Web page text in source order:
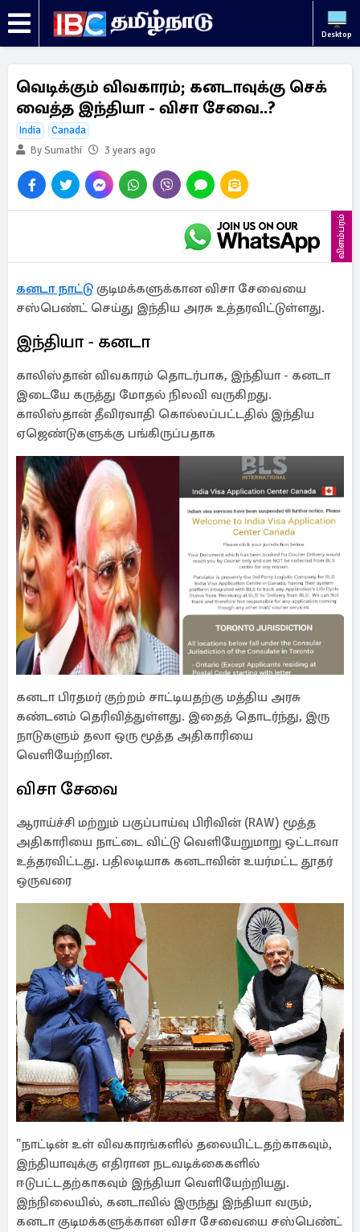
Desktop
வெடிக்கும் விவகாரம்; கனடாவுக்கு செக்
வைத்த இந்தியா - விசா சேவை..?
India
Canada
By Sumathi
3 years ago
விளம்பரம்
கனடா நாட்டு குடிமக்களுக்கான விசா சேவையை
சஸ்பெண்ட் செய்து இந்திய அரசு உத்தரவிட்டுள்ளது.
இந்தியா - கனடா
காலிஸ்தான் விவகாரம் தொடர்பாக, இந்தியா - கனடா
இடையே கருத்து மோதல் நிலவி வருகிறது.
காலிஸ்தான் தீவிரவாதி கொல்லப்பட்டதில் இந்திய
ஏஜெண்டுகளுக்கு பங்கிருப்பதாக
கனடா பிரதமர் குற்றம் சாட்டியதற்கு மத்திய அரசு
கண்டனம் தெரிவித்துள்ளது. இதைத் தொடர்ந்து, இரு
நாடுகளும் தலா ஒரு மூத்த அதிகாரியை
வெளியேற்றின.
விசா சேவை
ஆராய்ச்சி மற்றும் பகுப்பாய்வு பிரிவின் (RAW) மூத்த
அதிகாரியை நாட்டை விட்டு வெளியேறுமாறு ஒட்டாவா
உத்தரவிட்டது. பதிலடியாக கனடாவின் உயர்மட்ட தூதர்
ஒருவரை
"நாட்டின் உள் விவகாரங்களில் தலையிட்டதற்காகவும்,
இந்தியாவுக்கு எதிரான நடவடிக்கைகளில்
ஈடுபட்டதற்காகவும் இந்தியா வெளியேற்றியது.
இந்நிலையில், கனடாவில் இருந்து இந்தியா வரும்,
கனடா குடிமக்களுக்கான விசா சேவையை சஸ்பெண்ட்